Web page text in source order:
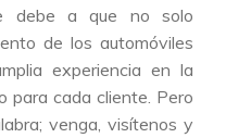
debe a que no solo
de los automóviles
experiencia en la
para cada cliente. Pero
venga, visítenos y